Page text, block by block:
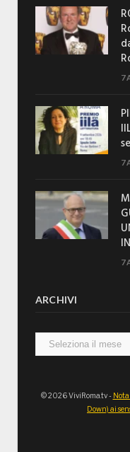
7
7
7
ARCHIVI
Archivi
© 2026 ViviRoma.tv -
Down) ai